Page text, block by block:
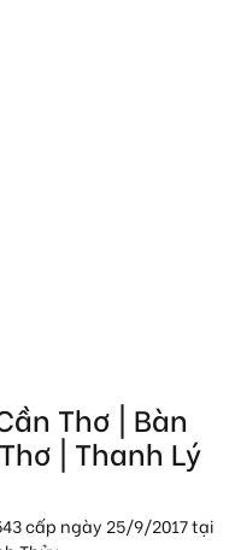
Thơ | Bàn
| Thanh Lý
cấp ngày 25/9/2017 tại